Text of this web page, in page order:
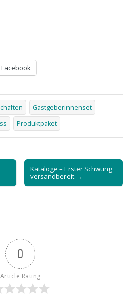
Facebook
Gastgeberinnenset
Produktpaket
Kataloge – Erster Schwung
versandbereit →
0
Article Rating